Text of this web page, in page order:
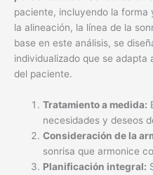
paciente, incluyendo la forma
la alineación, la línea de la
base en este análisis, se
individualizado que se
del paciente.
Tratamiento a medida:
necesidades y deseos
Consideración de la
sonrisa que armonice
Planificación integral: